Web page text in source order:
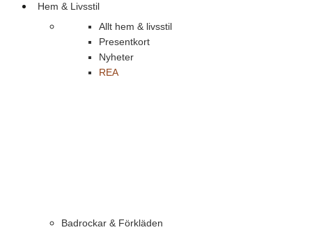
Hem & Livsstil
Allt hem & livsstil
Presentkort
Nyheter
REA
Badrockar & Förkläden